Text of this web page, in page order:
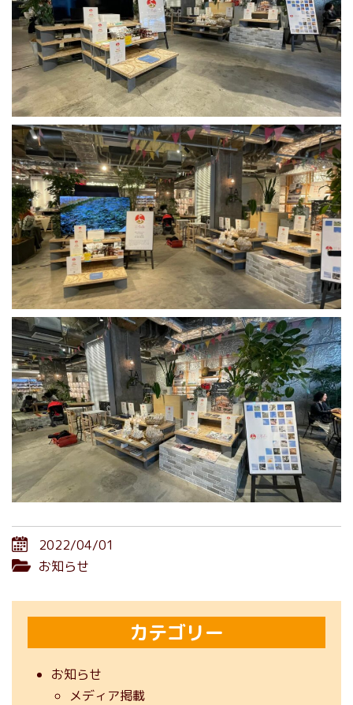
2022/04/01
お知らせ
カテゴリー
お知らせ
メディア掲載